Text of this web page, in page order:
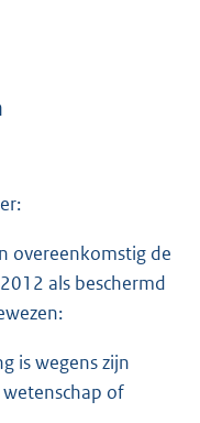
overeenkomstig de
als beschermd
is wegens zijn
of